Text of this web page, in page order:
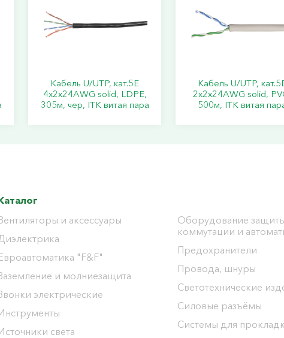
Кабель U/UTP, кат.5Е
4х2х24АWG solid, LDPE,
305м, чер, ITK витая пара
Кабель U/UTP,
2х2х24АWG solid,
500м, ITK витая
и аксессуары
"F&F"
и молниезащита
электрические
света
Оборудование
коммутации и
Предохранители
Провода, шнуры
Светотехнические
Силовые разъёмы
Системы для